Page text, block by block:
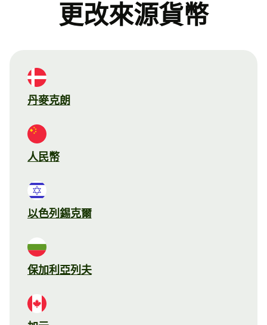
更改來源貨幣
丹麥克朗
人民幣
以色列錫克爾
保加利亞列夫